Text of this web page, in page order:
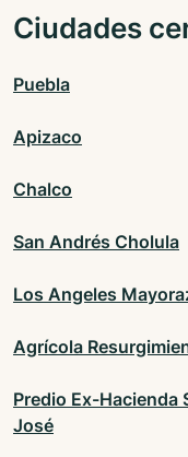
Ciudades
Puebla
Apizaco
Chalco
San Andrés Cholula
Los Angeles
Agrícola
Predio Ex-Hacienda
José